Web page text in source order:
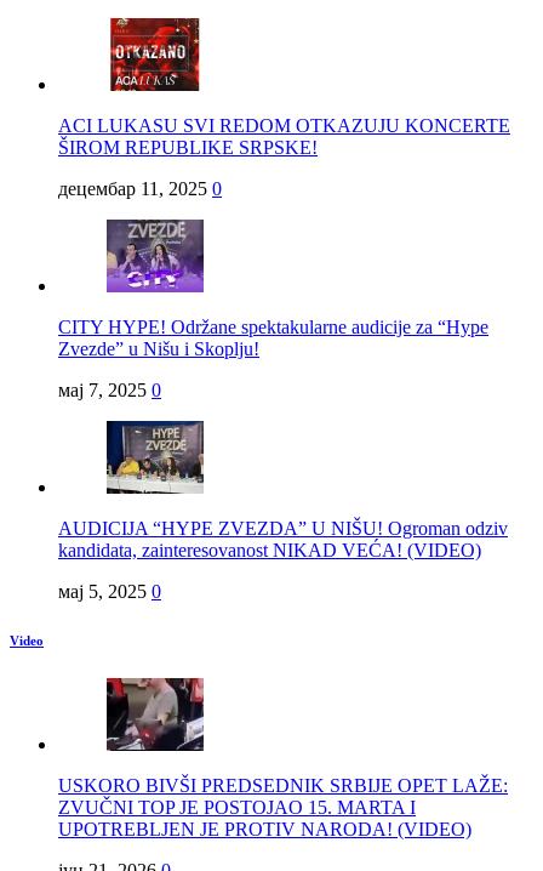
ACI LUKASU SVI REDOM OTKAZUJU KONCERTE
ŠIROM REPUBLIKE SRPSKE!
децембар 11, 2025 0
CITY HYPE! Održane spektakularne audicije za “Hype
Zvezde” u Nišu i Skoplju!
мај 7, 2025 0
AUDICIJA “HYPE ZVEZDA” U NIŠU! Ogroman odziv
kandidata, zainteresovanost NIKAD VEĆA! (VIDEO)
мај 5, 2025 0
Video
USKORO BIVŠI PREDSEDNIK SRBIJE OPET LAŽE:
ZVUČNI TOP JE POSTOJAO 15. MARTA I
UPOTREBLJEN JE PROTIV NARODA! (VIDEO)